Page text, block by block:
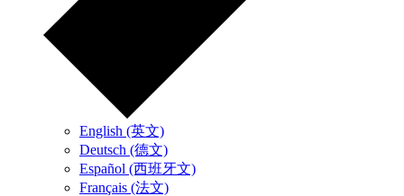
English (英文)
Deutsch (德文)
Español (西班牙文)
Français (法文)